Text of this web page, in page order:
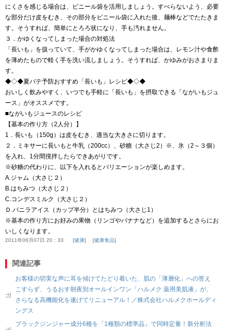
にくさを感じる場合は、ビニール袋を活用しましょう。すべらないよう、必要
な部分だけ皮をむき、その部分をビニール袋に入れた後、麺棒などでたたきま
す。そうすれば、簡単にとろろ状になり、手も汚れません。
３．かゆくなってしまった場合の対処法
「長いも」を扱っていて、手がかゆくなってしまった場合は、レモン汁や食酢
を薄めたもので軽く手を洗い流しましょう。そうすれば、かゆみがおさまりま
す。
◆◇◆夏バテ予防おすすめ「長いも」レシピ◆◇◆
おいしく飲みやすく、いつでも手軽に「長いも」を摂取できる「ながいもジュ
ース」がオススメです。
■ながいもジュースのレシピ
【基本の作り方（2人分）】
1．長いも（150g）は皮をむき、適当な大きさに切ります。
２．ミキサーに長いもと牛乳（200cc）、砂糖（大さじ2）※、氷（2～３個）
を入れ、1分間撹拌したらできあがりです。
※砂糖の代わりに、以下を入れるとバリエーションが楽しめます。
A.ジャム（大さじ２）
B.はちみつ（大さじ２）
C.コンデスミルク（大さじ２）
Ｄ.バニラアイス（カップ半分）とはちみつ（大さじ1）
※基本の作り方にお好みの果物（リンゴやバナナなど）を追加するとさらにお
いしくなります。
2011年06月07日 20：33 健康 健康食品
関連記事
お客様の切実な声に耳を傾けてたどり着いた、肌の「薄層化」への答え
こすらず、うるおす朝夜別オールインワン「ハルメク 薬用美肌液」が、
さらなる高機能化を遂げてリニューアル！／株式会社ハルメクホールディ
ングス
ブラックジンジャー成分6種を「1種類の標準品」で同時定量！新分析法